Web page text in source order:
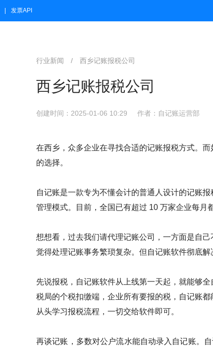
发票API
行业新闻 / 西乡记账报税公司
西乡记账报税公司
创建时间：2025-01-06 10:29 作者：自记账运营部
在西乡，众多企业在寻找合适的记账报税方式。
的选择。
自记账是一款专为不懂会计的普通人设计的记账
管理模式。目前，全国已有超过 10 万家企业每月
想想看，过去我们请代理记账公司，一方面是自
觉得处理记账事务繁琐复杂。但自记账软件彻底解
先说报税，自记账软件从上线第一天起，就能够
税局的个税扣缴端，企业所有要报的税，自记账
从头学习报税流程，一切交给软件即可。
再谈记账，多数对公户流水能自动录入自记账。